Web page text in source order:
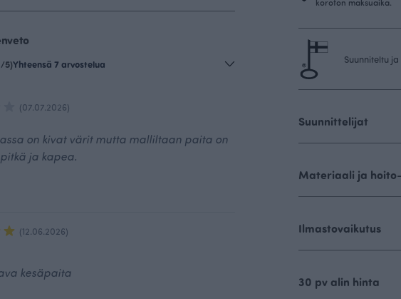
5)Yhteensä 7 arvostelua
(07.07.2026)
on kivat värit mutta malliltaan paita on
ja kapea.
(12.06.2026)
kesäpaita
Suunniteltu
Suunnittelijat
Materiaali ja
Ilmastovaikutus
30 pv alin hinta